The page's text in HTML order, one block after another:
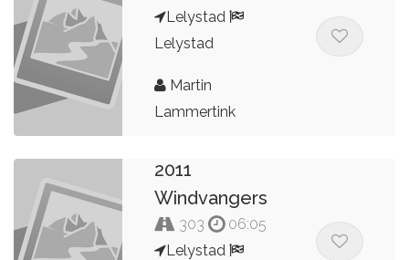
Lelystad
Lelystad
Martin
Lammertink
2011
Windvangers
303
06:05
Lelystad